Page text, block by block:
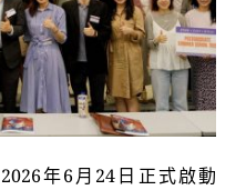
年6月24日正式啟動